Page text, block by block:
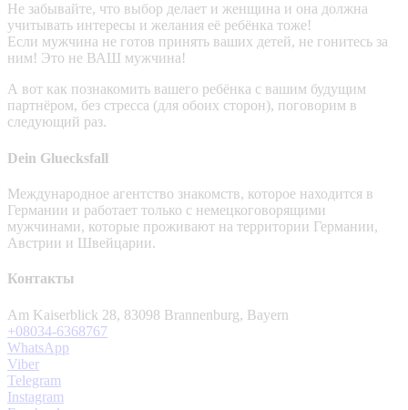
Не забывайте, что выбор делает и женщина и она должна
учитывать интересы и желания её ребёнка тоже!
Если мужчина не готов принять ваших детей, не гонитесь за
ним! Это не ВАШ мужчина!
А вот как познакомить вашего ребёнка с вашим будущим
партнёром, без стресса (для обоих сторон), поговорим в
следующий раз.
Dein Gluecksfall
Международное агентство знакомств, которое находится в
Германии и работает только с немецкоговорящими
мужчинами, которые проживают на территории Германии,
Австрии и Швейцарии.
Контакты
Am Kaiserblick 28, 83098 Brannenburg, Bayern
+08034-6368767
WhatsApp
Viber
Telegram
Instagram